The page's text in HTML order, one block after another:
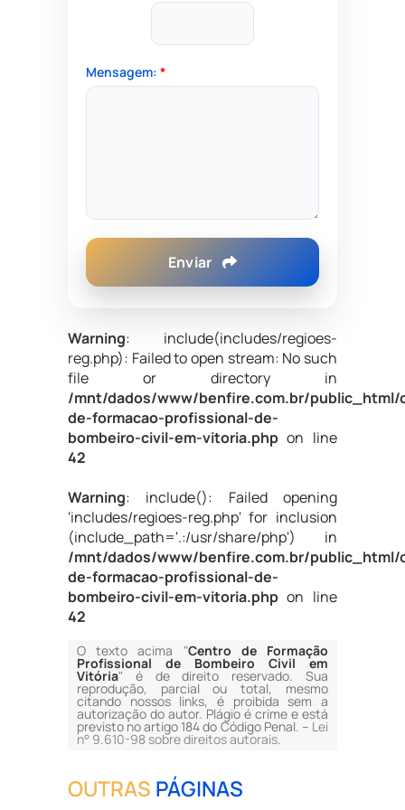
Mensagem: *
Enviar
Warning: include(includes/regioes-
reg.php): Failed to open stream: No such
file or directory in
/mnt/dados/www/benfire.com.br/public_html/
de-formacao-profissional-de-
bombeiro-civil-em-vitoria.phpon line
42
Warning: include(): Failed opening
'includes/regioes-reg.php' for inclusion
(include_path='.:/usr/share/php') in
/mnt/dados/www/benfire.com.br/public_html/
de-formacao-profissional-de-
bombeiro-civil-em-vitoria.phpon line
42
O texto acima "Centro de Formação
Profissional de Bombeiro Civil em
Vitória" é de direito reservado. Sua
reprodução, parcial ou total, mesmo
citando nossos links, é proibida sem a
autorização do autor. Plágio é crime e está
previsto no artigo 184 do Código Penal. – Lei
n° 9.610-98 sobre direitos autorais.
OUTRAS PÁGINAS